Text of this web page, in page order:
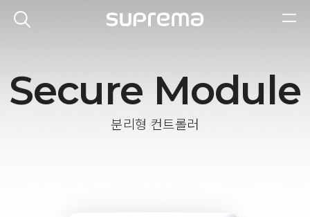
Secure Module
분리형 컨트롤러